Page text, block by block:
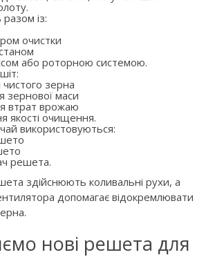
із:
очистки
або роторною системою.
чистого зерна
зернової маси
втрат врожаю
якості очищення.
використовуються:
решета.
здійснюють коливальні рухи, а
допомагає відокремлювати
нові решета для